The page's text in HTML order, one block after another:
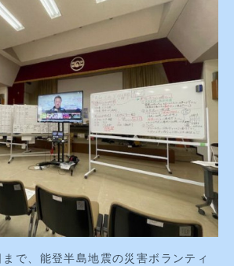
で、能登半島地震の災害ボランティ